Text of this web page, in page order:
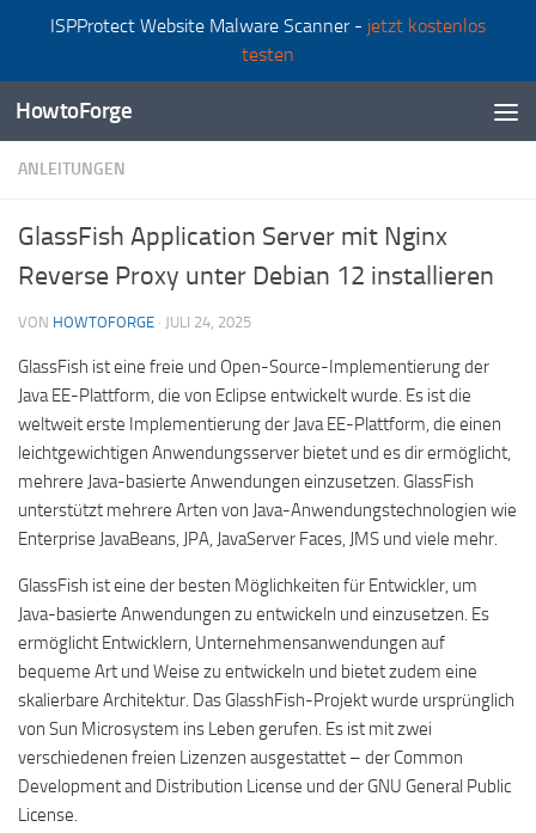
ISPProtect Website Malware Scanner - jetzt kostenlos
testen
Zum Inhalt springen
HowtoForge
ANLEITUNGEN
GlassFish Application Server mit Nginx
Reverse Proxy unter Debian 12 installieren
VON HOWTOFORGE · JULI 24, 2025
GlassFish ist eine freie und Open-Source-Implementierung der
Java EE-Plattform, die von Eclipse entwickelt wurde. Es ist die
weltweit erste Implementierung der Java EE-Plattform, die einen
leichtgewichtigen Anwendungsserver bietet und es dir ermöglicht,
mehrere Java-basierte Anwendungen einzusetzen. GlassFish
unterstützt mehrere Arten von Java-Anwendungstechnologien wie
Enterprise JavaBeans, JPA, JavaServer Faces, JMS und viele mehr.
GlassFish ist eine der besten Möglichkeiten für Entwickler, um
Java-basierte Anwendungen zu entwickeln und einzusetzen. Es
ermöglicht Entwicklern, Unternehmensanwendungen auf
bequeme Art und Weise zu entwickeln und bietet zudem eine
skalierbare Architektur. Das GlasshFish-Projekt wurde ursprünglich
von Sun Microsystem ins Leben gerufen. Es ist mit zwei
verschiedenen freien Lizenzen ausgestattet – der Common
Development and Distribution License und der GNU General Public
License.